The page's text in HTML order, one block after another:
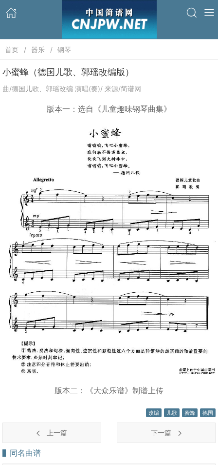
首页 器乐 钢琴
小蜜蜂（德国儿歌、郭瑶改编版）
曲/德国儿歌、郭瑶改编 演唱(奏)/ 来源/简谱网
版本一：选自《儿童趣味钢琴曲集》
版本二：《大众乐谱》制谱上传
改编 儿歌 蜜蜂 德国
上一篇 下一篇
同名曲谱